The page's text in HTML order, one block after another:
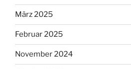
März 2025
Februar 2025
November 2024